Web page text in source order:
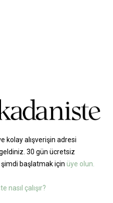
kolay alışverişin adresi
30 gün ücretsiz
başlatmak için üye olun.
nasıl çalışır?